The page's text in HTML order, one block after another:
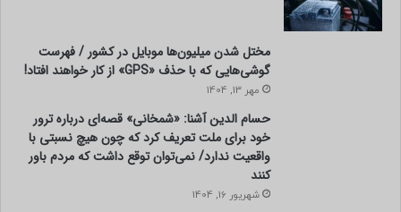
مختل شدن میلیون‌ها موبایل در کشور / فهرست
گوشی‌هایی که با حذف «GPS» از کار خواهند افتاد!
مهر 13, 1404
حسام الدین آشنا: «شمخانی» قصه‌ای درباره ترور
خود برای ملت تعریف کرد که چون هیچ نسبتی با
واقعیت ندارد/ نمی‌توان توقع داشت که مردم باور
کنند
شهریور 16, 1404